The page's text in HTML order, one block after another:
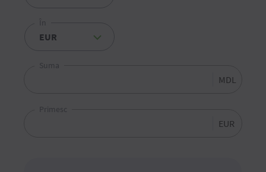
În
MDL
Suma
EUR
Primesc